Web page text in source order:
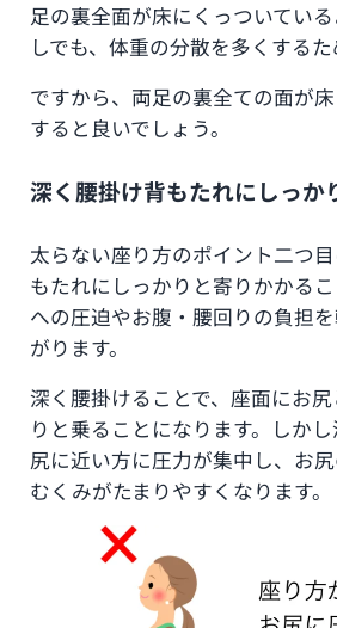
足の裏全面が床にくっついてい
しでも、体重の分散を多くするた
ですから、両足の裏全ての面が
すると良いでしょう。
深く腰掛け背もたれにしっか
太らない座り方のポイント二つ
もたれにしっかりと寄りかかる
への圧迫やお腹・腰回りの負担
がります。
深く腰掛けることで、座面にお
りと乗ることになります。しか
尻に近い方に圧力が集中し、お
むくみがたまりやすくなります。